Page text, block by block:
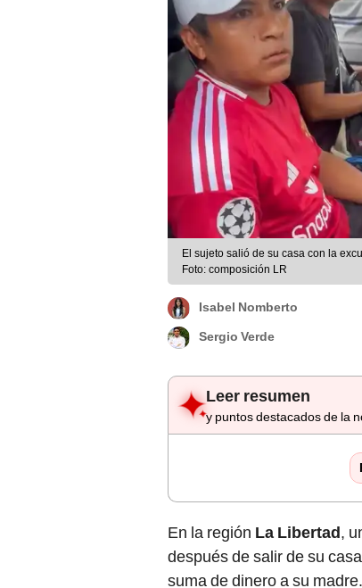
El sujeto salió de su casa con la
Foto: composición LR
Isabel Nomberto
Sergio Verde
Leer resumen
y puntos destacados de la
En la región La Libertad,
después de salir de su
suma de dinero a su